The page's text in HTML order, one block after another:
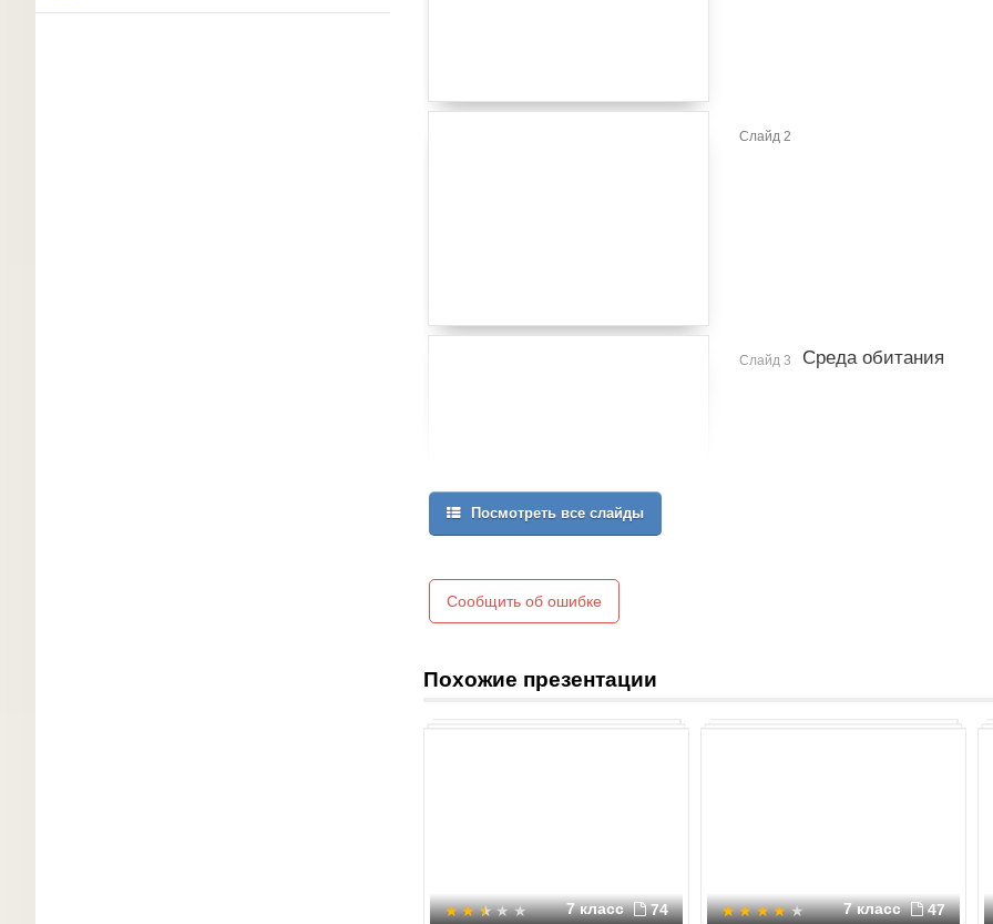
Слайд 2
Слайд 3 Среда обитания
Посмотреть все слайды
Сообщить об ошибке
Похожие презентации
7 класс 74 7 класс 47